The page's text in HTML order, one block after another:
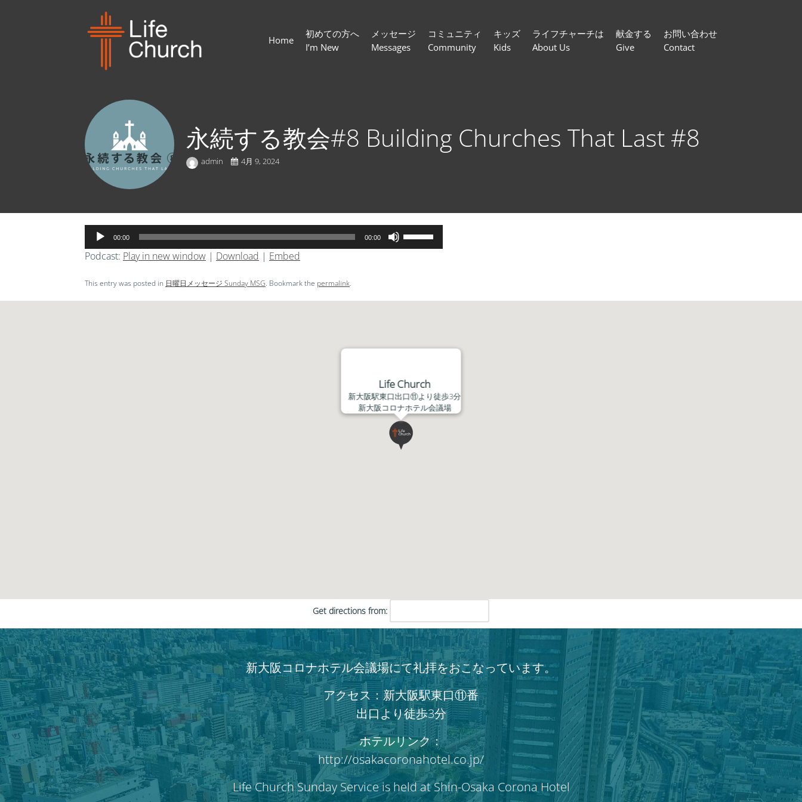
Home
初めての方へ
I’m New
メッセージ
Messages
コミュニティ
Community
キッズ
Kids
ライフチャーチは
About Us
献金する
Give
お問い合わせ
Contact
永続する教会#8 Building Churches That Last #8
admin 4月 9, 2024
声
プ
ー
ヤ
00:00 00:00
調
は
矢
印
キ
ー
を
Podcast: Play in new window | Download | Embed
This entry was posted in 日曜日メッセージ Sunday MSG. Bookmark the permalink.
Life Church
新大阪駅東口出口⑪より徒歩3分
新大阪コロナホテル会議場
Get directions from:
新大阪コロナホテル会議場にて礼拝をおこなっています。
アクセス：新大阪駅東口⑪番
出口より徒歩3分
ホテルリンク：
http://osakacoronahotel.co.jp/
Life Church Sunday Service is held at Shin-Osaka Corona Hotel